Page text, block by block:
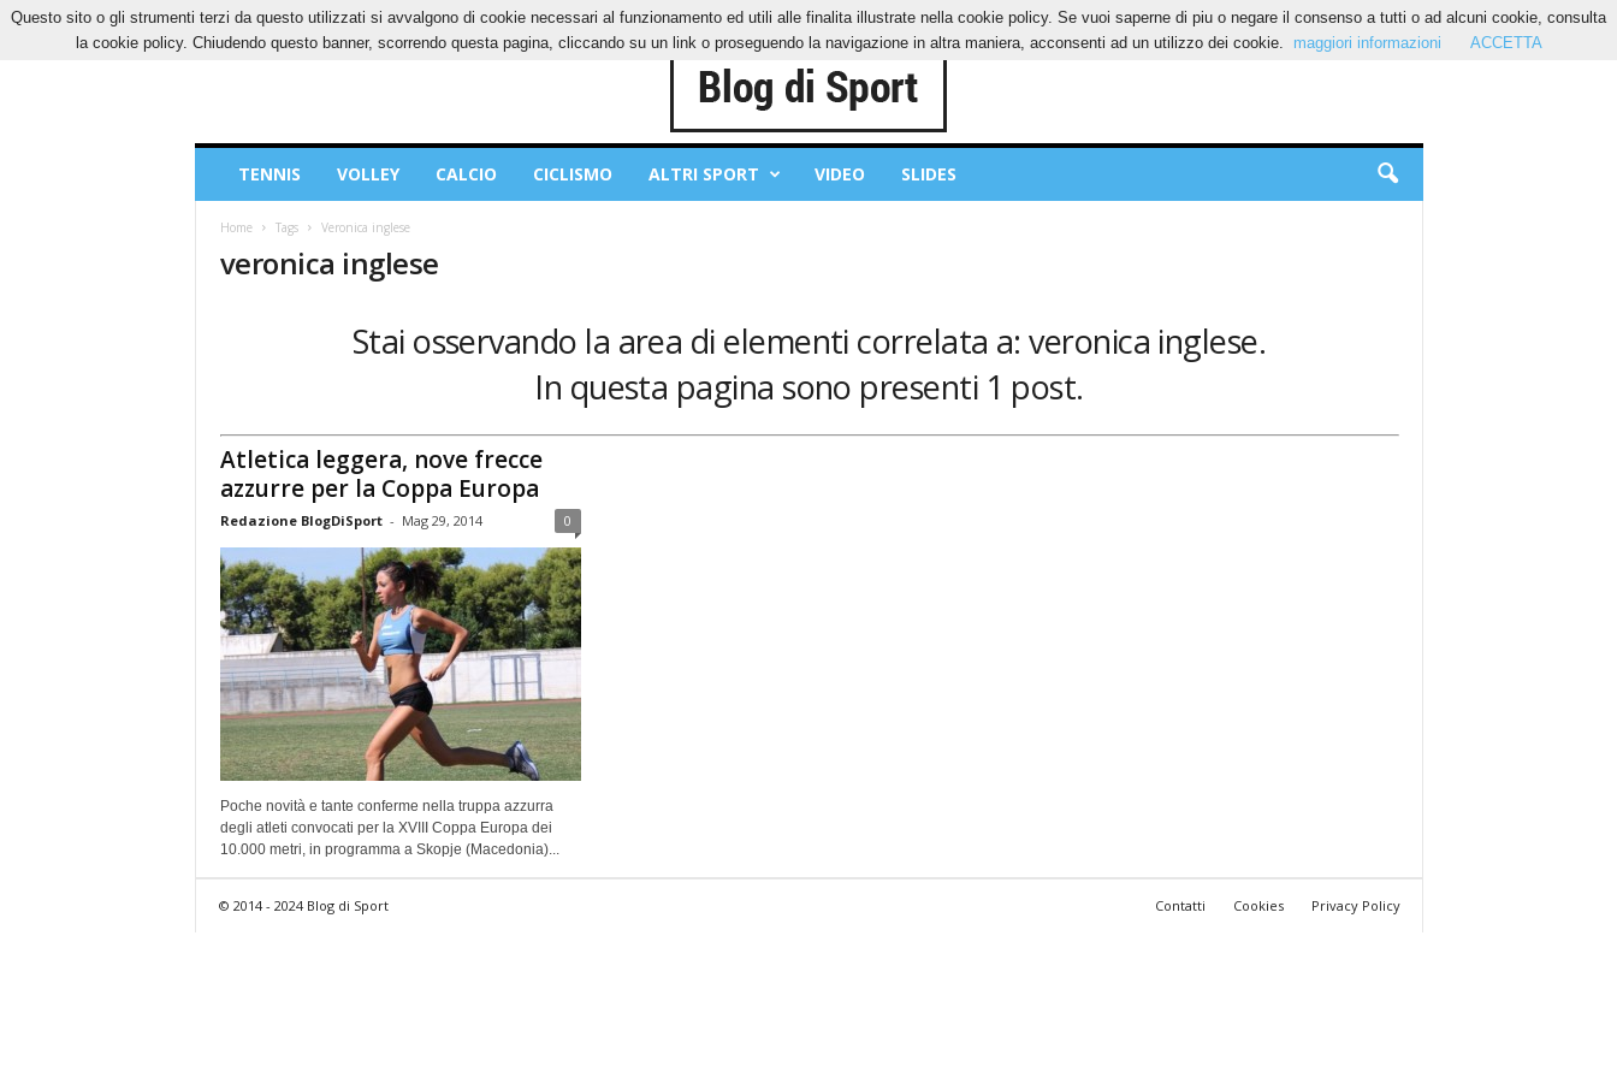
VENERDÌ, 7 AGOSTO 2026 CONTATTI COOKIES PRIVACY POLICY
Sport
TENNIS VOLLEY CALCIO CICLISMO ALTRI SPORT VIDEO SLIDES
Home Tags Veronica inglese
veronica inglese
Stai osservando la area di elementi correlata a: veronica inglese.
In questa pagina sono presenti 1 post.
Atletica leggera, nove frecce
azzurre per la Coppa Europa
Redazione BlogDiSport - Mag 29, 2014 0
Poche novità e tante conferme nella truppa azzurra
degli atleti convocati per la XVIII Coppa Europa dei
10.000 metri, in programma a Skopje (Macedonia)...
Contatti Cookies Privacy Policy
© 2014 - 2024 Blog di Sport
Questo sito o gli strumenti terzi da questo utilizzati si avvalgono di cookie necessari al funzionamento ed utili alle finalita illustrate nella cookie policy. Se vuoi saperne di piu o negare il consenso a tutti o ad alcuni cookie, consulta
la cookie policy. Chiudendo questo banner, scorrendo questa pagina, cliccando su un link o proseguendo la navigazione in altra maniera, acconsenti ad un utilizzo dei cookie.
maggiori informazioni ACCETTA